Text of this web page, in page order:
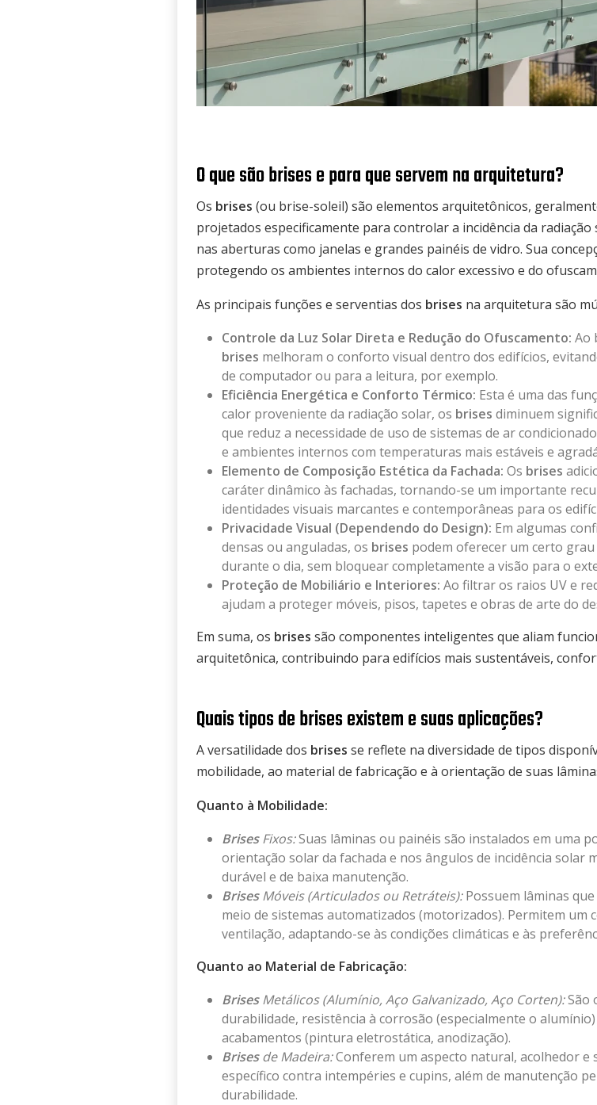
O que são brises e para que servem na arquitetura?
Os brises (ou brise-soleil) são elementos arquitetônicos,
projetados especificamente para controlar a incidência da
nas aberturas como janelas e grandes painéis de vidro. Sua
protegendo os ambientes internos do calor excessivo e do
As principais funções e serventias dos brises na arquitetura são
Controle da Luz Solar Direta e Redução do Ofuscamento: Ao
brises melhoram o conforto visual dentro dos edifícios,
de computador ou para a leitura, por exemplo.
Eficiência Energética e Conforto Térmico: Esta é uma das
calor proveniente da radiação solar, os brises diminuem
que reduz a necessidade de uso de sistemas de ar
e ambientes internos com temperaturas mais estáveis e
Elemento de Composição Estética da Fachada: Os brises
caráter dinâmico às fachadas, tornando-se um importante
identidades visuais marcantes e contemporâneas para os
Privacidade Visual (Dependendo do Design): Em algumas
densas ou anguladas, os brises podem oferecer um certo
durante o dia, sem bloquear completamente a visão para o
Proteção de Mobiliário e Interiores: Ao filtrar os raios UV e
ajudam a proteger móveis, pisos, tapetes e obras de arte do
Em suma, os brises são componentes inteligentes que aliam
arquitetônica, contribuindo para edifícios mais sustentáveis,
Quais tipos de brises existem e suas aplicações?
A versatilidade dos brises se reflete na diversidade de tipos
mobilidade, ao material de fabricação e à orientação de suas
Quanto à Mobilidade:
BrisesFixos:Suas lâminas ou painéis são instalados em uma
orientação solar da fachada e nos ângulos de incidência solar
durável e de baixa manutenção.
BrisesMóveis (Articulados ou Retráteis):Possuem lâminas
meio de sistemas automatizados (motorizados). Permitem um
ventilação, adaptando-se às condições climáticas e às
Quanto ao Material de Fabricação:
BrisesMetálicos (Alumínio, Aço Galvanizado, Aço Corten):São
durabilidade, resistência à corrosão (especialmente o
acabamentos (pintura eletrostática, anodização).
Brisesde Madeira:Conferem um aspecto natural, acolhedor e
específico contra intempéries e cupins, além de manutenção
durabilidade.